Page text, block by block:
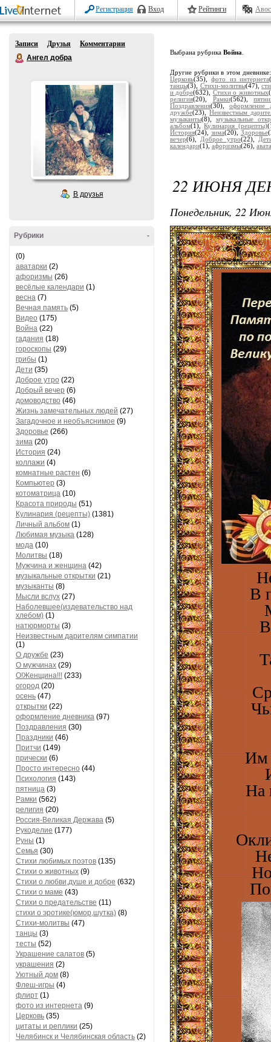
Регистрация Вход Рейтинги
Записи Друзья
Комментарии
Ангел добра
В друзья
-
Рубрики
(0)
аватарки (2)
афоризмы (26)
весёлые календари (1)
весна (7)
Вечная память (5)
Видео (175)
Война (22)
гадания (18)
гороскопы (29)
грибы (1)
Дети (35)
Доброе утро (22)
Добрый вечер (6)
домоводство (46)
Жизнь замечательных людей (27)
Загадочное и необъяснимое (9)
Здоровье (266)
зима (20)
История (24)
коллажи (4)
комнатные растен (6)
Компьютер (3)
котоматрица (10)
Красота природы (51)
Кулинария (рецепты) (1381)
Личный альбом (1)
Любимая музыка (128)
мода (10)
Молитвы (18)
Мужчина и женщина (42)
музыкальные открытки (21)
музыканты (8)
Мысли вслух (27)
Наболевшее(издевательство над
хлебом) (1)
натюрморты (3)
Неизвестным дарителям симпатии
(1)
О дружбе (23)
О мужчинах (29)
О!Женщина!!! (233)
огород (20)
осень (47)
открытки (22)
оформление дневника (97)
Поздравления (30)
Праздники (46)
Притчи (149)
прически (6)
Просто интересно (44)
Психология (143)
пятница (3)
Рамки (562)
религия (20)
Россия-Великая Держава (5)
Рукоделие (177)
Руны (1)
Семья (30)
Стихи любимых поэтов (135)
Стихи о животных (9)
Стихи о любви,душе и добре (632)
Стихи о маме (43)
Стихи о предательстве (11)
стихи о эротике(юмор,шутка) (8)
Стихи-молитвы (47)
танцы (3)
тесты (52)
Украшение салатов (5)
украшения (2)
Уютный дом (8)
Флеш-игры (4)
флирт (1)
фото из интернета (9)
Церковь (35)
цитаты и реплики (25)
Челябинск и Челябинская область (2)
Выбрана рубрика Война
Другие рубрики в этом
Церковь(35),фото из интернета
танцы(3), Стихи-молитвы(47),
и добре(632), Стихи о животных
религия(20), Рамки(562),
Поздравления(30), оформление
дружбе(23),Неизвестным
музыканты(8),музыкальные
альбом(1),Кулинария (рецепты)
История(24), зима(20), Здоровье
вечер(6), Доброе утро(22),
календари(1), афоризмы(26),
22 ИЮНЯ
Понедельник, 22
В
Им
На